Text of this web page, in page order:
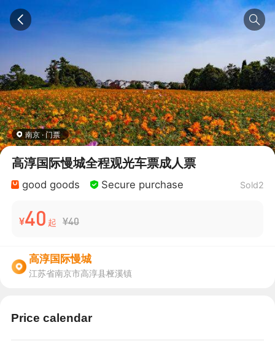
南京 · 门票
高淳国际慢城全程观光车票成人票
good goods Secure purchase Sold2
¥40 起 ¥40
高淳国际慢城
江苏省南京市高淳县桠溪镇
Price calendar